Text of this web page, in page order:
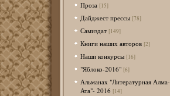
Проза [15]
Дайджест прессы [78]
Самиздат [149]
Книги наших авторов [2]
Наши конкурсы [16]
"Яблоко-2016" [6]
Альманах "Литературная Алма-
Ата"- 2016 [14]